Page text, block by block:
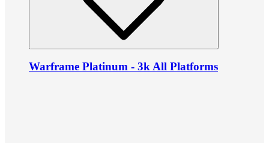
Warframe Platinum - 3k All Platforms